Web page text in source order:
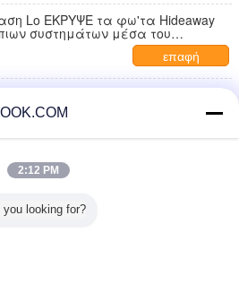
Lo ΕΚΡΥΨΕ τα φω'τα Hideaway
συστημάτων μέσα του
επαφή
ελαφριές εξαρτήσεις
1» τρύπα τοποθετεί Xenon
τα φω'τα Hideaway/τα φω'τα
2:12 PM
you looking for?